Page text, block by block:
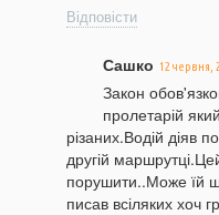
Відповісти
Сашко 12 червня,
Закон
пролетарій
різаних.Водій діяв
другій
порушити..Може їй
писав всіляких хоч